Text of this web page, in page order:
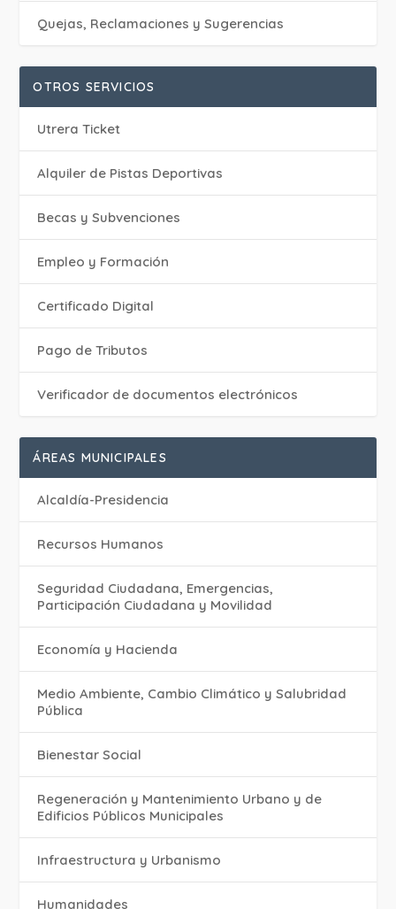
Quejas, Reclamaciones y Sugerencias
OTROS SERVICIOS
Utrera Ticket
Alquiler de Pistas Deportivas
Becas y Subvenciones
Empleo y Formación
Certificado Digital
Pago de Tributos
Verificador de documentos electrónicos
ÁREAS MUNICIPALES
Alcaldía-Presidencia
Recursos Humanos
Seguridad Ciudadana, Emergencias,
Participación Ciudadana y Movilidad
Economía y Hacienda
Medio Ambiente, Cambio Climático y Salubridad
Pública
Bienestar Social
Regeneración y Mantenimiento Urbano y de
Edificios Públicos Municipales
Infraestructura y Urbanismo
Humanidades